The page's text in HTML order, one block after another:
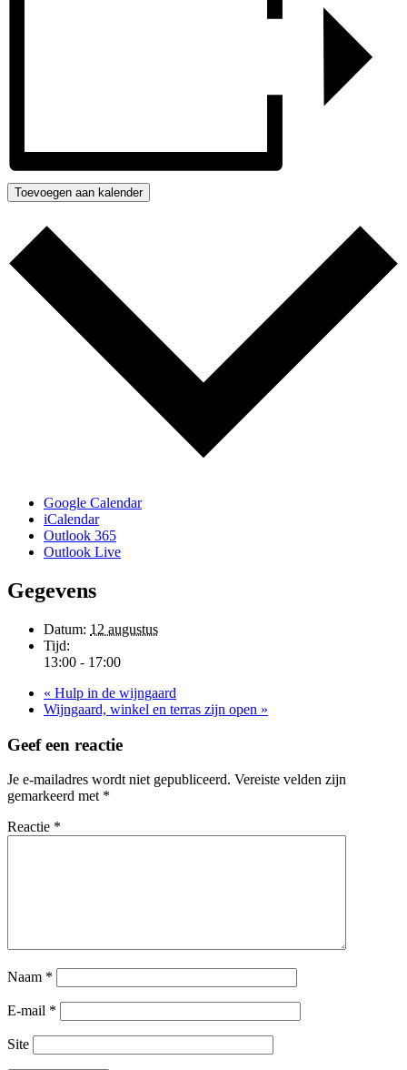
Toevoegen aan kalender
Google Calendar
iCalendar
Outlook 365
Outlook Live
Gegevens
Datum: 12 augustus
Tijd:
13:00 - 17:00
« Hulp in de wijngaard
Wijngaard, winkel en terras zijn open »
Geef een reactie
Je e-mailadres wordt niet gepubliceerd. Vereiste velden zijn
gemarkeerd met *
Reactie *
Naam *
E-mail *
Site